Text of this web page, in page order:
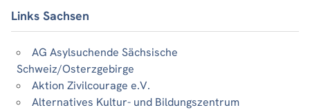
Links Sachsen
AG Asylsuchende Sächsische
Schweiz/Osterzgebirge
Aktion Zivilcourage e.V.
Alternatives Kultur- und Bildungszentrum